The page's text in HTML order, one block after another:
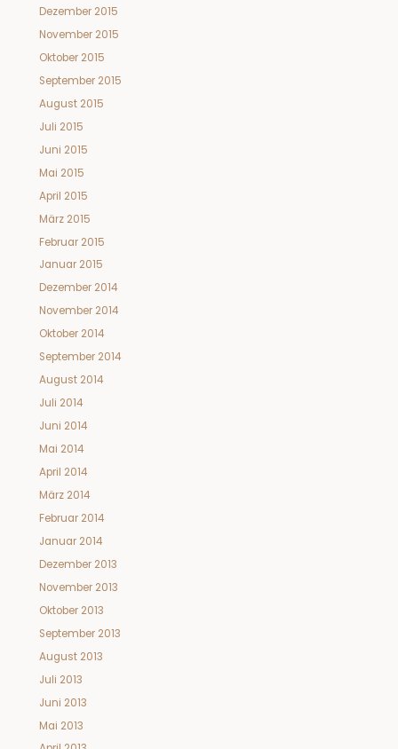
Dezember 2015
November 2015
Oktober 2015
September 2015
August 2015
Juli 2015
Juni 2015
Mai 2015
April 2015
März 2015
Februar 2015
Januar 2015
Dezember 2014
November 2014
Oktober 2014
September 2014
August 2014
Juli 2014
Juni 2014
Mai 2014
April 2014
März 2014
Februar 2014
Januar 2014
Dezember 2013
November 2013
Oktober 2013
September 2013
August 2013
Juli 2013
Juni 2013
Mai 2013